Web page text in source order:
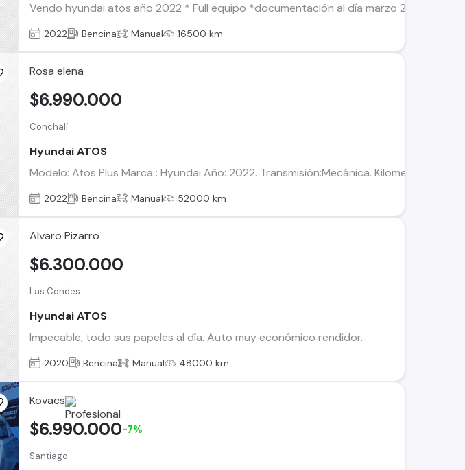
Vendo hyundai atos año 2022 * Full equipo *documentación al día marzo 2024
2022 Bencina Manual 16500 km
Rosa elena
Conchalí
Hyundai ATOS
Modelo: Atos Plus Marca : Hyundai Año: 2022. Transmisión:Mecánica. Kilometraje
$6.990.000
2022 Bencina Manual 52000 km
Alvaro Pizarro
Las Condes
Hyundai ATOS
Impecable, todo sus papeles al día. Auto muy económico rendidor.
$6.300.000
2020 Bencina Manual 48000 km
Kovacs
Santiago
$6.990.000-7%